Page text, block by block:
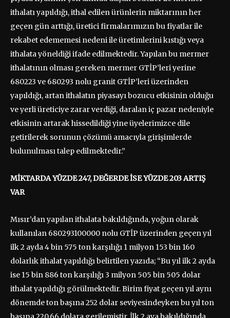
ithalatı yapıldığı, ithal edilen ürünlerin miktarının her
geçen gün arttığı, üretici firmalarımızın bu fiyatlar ile
rekabet edememesi nedeni ile üretimlerini kıstığı veya
ithalata yöneldiği ifade edilmektedir. Yapılan bu mermer
ithalatının olması gereken mermer GTİP’leri yerine
680223 ve 680293 nolu granit GTİP’leri üzerinden
yapıldığı, artan ithalatın piyasayı bozucu etkisinin olduğu
ve yerli üreticiye zarar verdiği, daralan iç pazar nedeniyle
etkisinin artarak hissedildiği yine üyelerimizce dile
getirilerek sorunun çözümü amacıyla girişimlerde
bulunulması talep edilmektedir.”
MİKTARDA YÜZDE 247, DEĞERDE İSE YÜZDE 203 ARTIŞ
VAR
Mısır’dan yapılan ithalata bakıldığında, yoğun olarak
kullanılan 680293100000 nolu GTİP üzerinden geçen yıl
ilk 2 ayda 4 bin 575 ton karşılığı 1 milyon 153 bin 160
dolarlık ithalat yapıldığı belirtilen yazıda; “Bu yıl ilk 2 ayda
ise 15 bin 886 ton karşılığı 3 milyon 505 bin 505 dolar
ithalat yapıldığı görülmektedir. Birim fiyat geçen yıl aynı
dönemde ton başına 252 dolar seviyesindeyken bu yıl ton